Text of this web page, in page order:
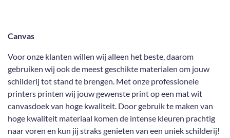
Canvas
Voor onze klanten willen wij alleen het beste, daarom
gebruiken wij ook de meest geschikte materialen om jouw
schilderij tot stand te brengen. Met onze professionele
printers printen wij jouw gewenste print op een mat wit
canvasdoek van hoge kwaliteit. Door gebruik te maken van
hoge kwaliteit materiaal komen de intense kleuren prachtig
naar voren en kun jij straks genieten van een uniek schilderij!